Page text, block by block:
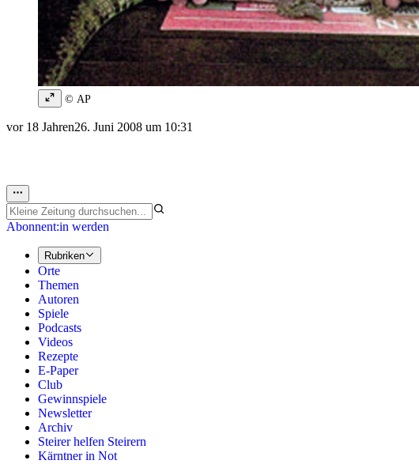
© AP
vor 18 Jahren26. Juni 2008 um 10:31
Abonnent:in werden
Rubriken
Orte
Themen
Autoren
Spiele
Podcasts
Videos
Rezepte
E-Paper
Club
Gewinnspiele
Newsletter
Archiv
Steirer helfen Steirern
Kärntner in Not